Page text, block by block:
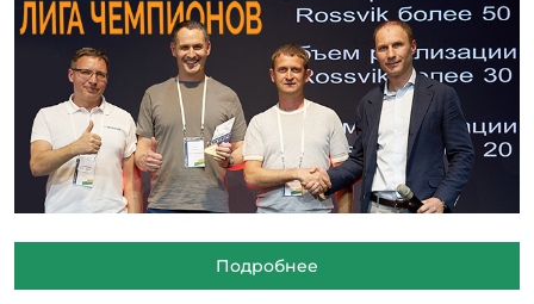
Подробнее